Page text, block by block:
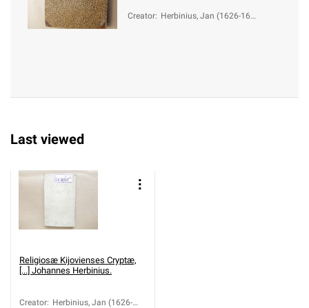
Creator: Herbinius, Jan (1626-167
Last viewed
Religiosæ Kijovienses Cryptæ,
[...] Johannes Herbinius.
Creator: Herbinius, Jan (1626-